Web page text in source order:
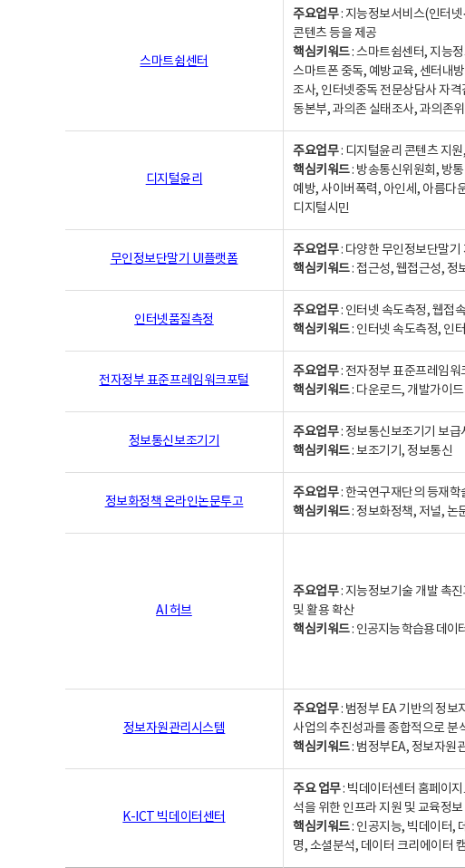
스마트쉼센터
주요업무: 지능정보서비스(인터넷
콘텐츠 등을 제공
핵심키워드: 스마트쉼센터, 지능
스마트폰 중독, 예방교육, 센터내
조사, 인터넷중독 전문상담사 자
동본부, 과의존 실태조사, 과의존
디지털윤리
주요업무: 디지털윤리 콘텐츠 지
핵심키워드: 방송통신위원회, 방
예방, 사이버폭력, 아인세, 아름다
디지털시민
무인정보단말기 UI플랫폼
주요업무: 다양한 무인정보단말기
핵심키워드: 접근성, 웹접근성, 정
인터넷품질측정
주요업무: 인터넷 속도측정, 웹접
핵심키워드: 인터넷 속도측정, 인
전자정부 표준프레임워크포털
주요업무: 전자정부 표준프레임워
핵심키워드: 다운로드, 개발가이
정보통신보조기기
주요업무: 정보통신보조기기 보급
핵심키워드: 보조기기, 정보통신
정보화정책 온라인논문투고
주요업무: 한국연구재단의 등재학
핵심키워드: 정보화정책, 저널,
AI 허브
주요업무: 지능정보기술 개발 촉
및 활용 확산
핵심키워드: 인공지능 학습용 데이
정보자원관리시스템
주요업무: 범정부 EA 기반의 정보
사업의 추진성과를 종합적으로 분
핵심키워드: 범정부EA, 정보자원
K-ICT 빅데이터센터
주요 업무: 빅데이터센터 홈페이
석을 위한 인프라 지원 및 교육정
핵심키워드: 인공지능, 빅데이터,
명, 소셜분석, 데이터 크리에이터